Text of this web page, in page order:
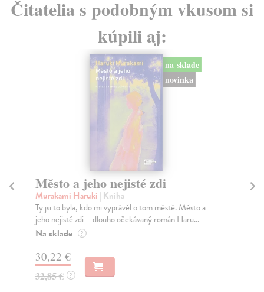
Čitatelia s podobným vkusom si
kúpili aj:
na sklade
novinka
Město a jeho nejisté zdi
Murakami Haruki | Kniha
Ty jsi to byla, kdo mi vyprávěl o tom městě. Město a
jeho nejisté zdi – dlouho očekávaný román Haru...
Na sklade ?
30,22 €
32,85 € ?